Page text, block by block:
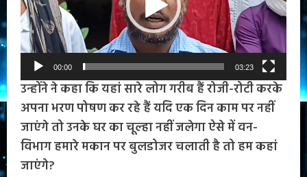
00:00 03:23
उन्होंने ने कहा कि यहां सारे लोग गरीब हैं रोजी-रोटी करके
अपना भरण पोषण कर रहे हैं यदि एक दिन काम पर नहीं
जाएंगे तो उनके घर का चूल्हा नहीं जलेगा ऐसे में वन-
विभाग हमारे मकान पर बुलडोजर चलाती है तो हम कहां
जाएंगे?